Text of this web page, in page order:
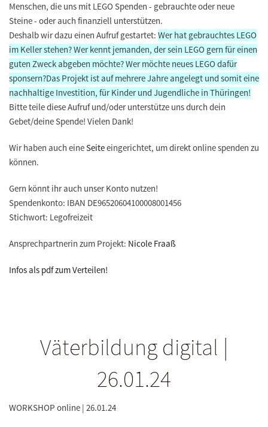
Menschen, die uns mit LEGO Spenden - gebrauchte oder neue
Steine - oder auch finanziell unterstützen.
Deshalb wir dazu einen Aufruf gestartet: Wer hat gebrauchtes LEGO
im Keller stehen?Wer kennt jemanden, der sein LEGO gern für einen
guten Zweck abgeben möchte?Wer möchte neues LEGO dafür
sponsern?Das Projekt ist auf mehrere Jahre angelegt und somit eine
nachhaltige Investition, für Kinder und Jugendliche in Thüringen!
Bitte teile diese Aufruf und/oder unterstütze uns durch dein
Gebet/deine Spende! Vielen Dank!
Wir haben auch eineSeiteeingerichtet, um direkt online spenden zu
können.
Gern könnt ihr auch unser Konto nutzen!
Spendenkonto: IBAN DE96520604100008001456
Stichwort: Legofreizeit
Ansprechpartnerin zum Projekt: Nicole Fraaß
Infos als pdf zum Verteilen!
Väterbildung digital |
26.01.24
WORKSHOP online | 26.01.24